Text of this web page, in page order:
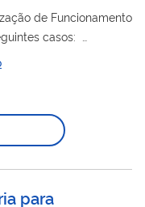
de Funcionamento
casos:
de
para